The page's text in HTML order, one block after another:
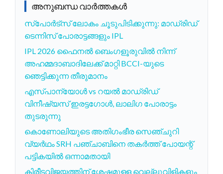
അനുബന്ധ വാർത്തകൾ
സ്പോർട്സ് ലോകം ചൂടുപിടിക്കുന്നു: മാഡ്രിഡ്
ടെന്നിസ് പോരാട്ടങ്ങളും IPL
IPL 2026 ഫൈനൽ ബെംഗളൂരുവിൽ നിന്ന്
അഹമ്മദാബാദിലേക്ക് മാറ്റി BCCI-യുടെ
ഞെട്ടിക്കുന്ന തീരുമാനം
എസ്പാന്യോൾ vs റയൽ മാഡ്രിഡ്
വിനീഷ്യസ് ഇരട്ടഗോൾ, ലാലിഗ പോരാട്ടം
തുടരുന്നു
കൊണോലിയുടെ അതിഗംഭീര സെഞ്ചുറി
വ്യർഥം SRH പഞ്ചാബിനെ തകർത്ത് പോയന്റ്
പട്ടികയിൽ ഒന്നാമതായി
കിരീടവിജയത്തിന് ശേഷമുള്ള വെല്ലുവിളികളും